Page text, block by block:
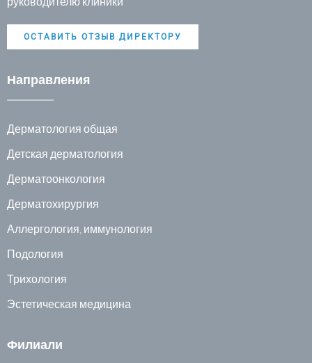
ОСТАВИТЬ ОТЗЫВ ДИРЕКТОРУ
Направления
Дерматология общая
Детская дерматология
Дерматоонкология
Дерматохирургия
Аллергология, иммунология
Подология
Трихология
Эстетическая медицина
Филиали